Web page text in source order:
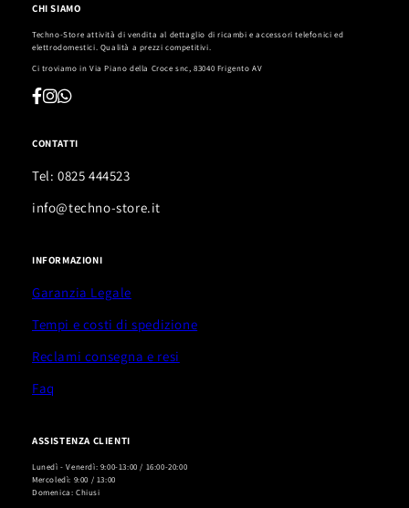
CHI SIAMO
Techno-Store attività di vendita al dettaglio di ricambi e accessori telefonici ed
elettrodomestici. Qualità a prezzi competitivi.
Ci troviamo in Via Piano della Croce snc, 83040 Frigento AV
CONTATTI
Tel: 0825 444523
info@techno-store.it
INFORMAZIONI
Garanzia Legale
Tempi e costi di spedizione
Reclami consegna e resi
Faq
ASSISTENZA CLIENTI
Lunedì - Venerdì: 9:00-13:00 / 16:00-20:00
Mercoledì: 9:00 / 13:00
Domenica: Chiusi